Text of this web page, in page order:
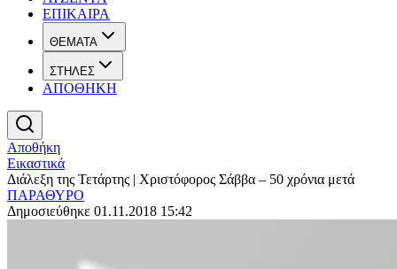
ΕΠΙΚΑΙΡΑ
ΘΕΜΑΤΑ
ΣΤΗΛΕΣ
ΑΠΟΘΗΚΗ
Αποθήκη
Εικαστικά
Διάλεξη της Τετάρτης | Χριστόφορος Σάββα – 50 χρόνια μετά
ΠΑΡΑΘΥΡΟ
Δημοσιεύθηκε 01.11.2018 15:42